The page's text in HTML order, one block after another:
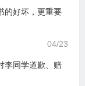
的好坏，更重要
04/23
李同学道歉、赔